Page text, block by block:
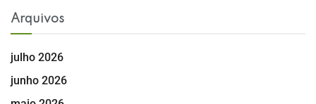
Arquivos
julho 2026
junho 2026